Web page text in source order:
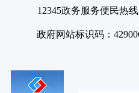
12345政务服务便民热
政府网站标识码：